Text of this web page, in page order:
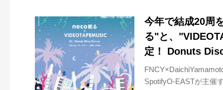
今年で結成20周
る"と、
定！ Donuts
SpotifyO-EASTが主催